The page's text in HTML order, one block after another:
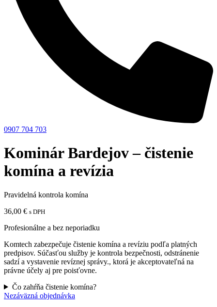
0907 704 703
Kominár Bardejov – čistenie
komína a revízia
Pravidelná kontrola komína
36,00 € s DPH
Profesionálne a bez neporiadku
Komtech zabezpečuje čistenie komína a revíziu podľa platných
predpisov. Súčasťou služby je kontrola bezpečnosti, odstránenie
sadzí a vystavenie revíznej správy., ktorá je akceptovateľná na
právne účely aj pre poisťovne.
Čo zahŕňa čistenie komína?
Nezáväzná objednávka